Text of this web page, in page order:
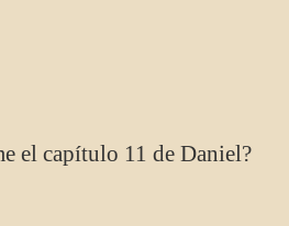
el capítulo 11 de Daniel?